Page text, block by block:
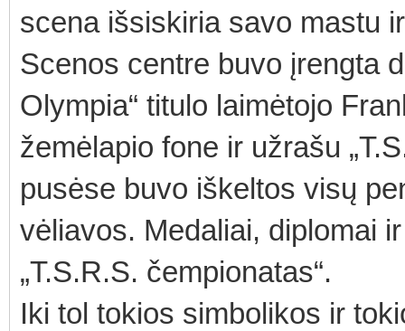
scena išsiskiria savo mastu
Scenos centre buvo įrengta
Olympia“ titulo laimėtojo
žemėlapio fone ir užrašu
pusėse buvo iškeltos visų
vėliavos. Medaliai, diplomai
„T.S.R.S. čempionatas“.
Iki tol tokios simbolikos ir